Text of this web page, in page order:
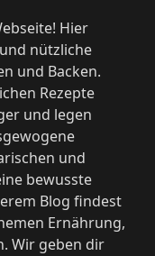
Hier
nützliche
und Backen.
Rezepte
und legen
und
bewusste
Blog findest
Ernährung,
Wir geben dir